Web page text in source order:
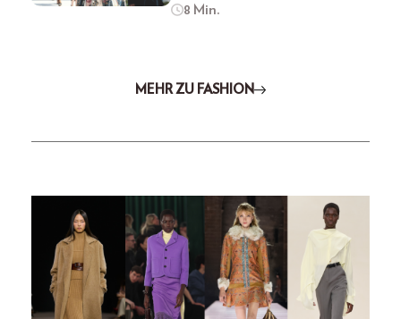
8 Min.
MEHR ZU FASHION